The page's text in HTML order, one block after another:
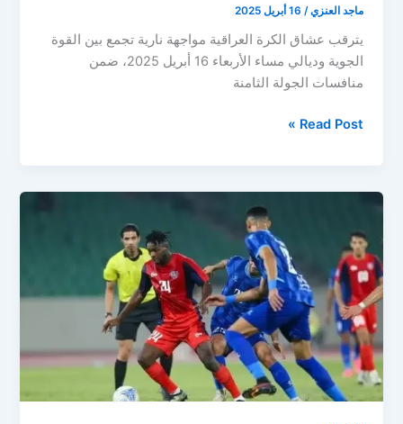
ماجد العنزي/ 16 أبريل 2025
يترقب عشاق الكرة العراقية مواجهة نارية تجمع بين القوة
الجوية وديالي مساء الأربعاء 16 أبريل 2025، ضمن
منافسات الجولة الثامنة
مباراة
ضد
في
الدوري
العراقي..
مباشر
الآن
Read Post »